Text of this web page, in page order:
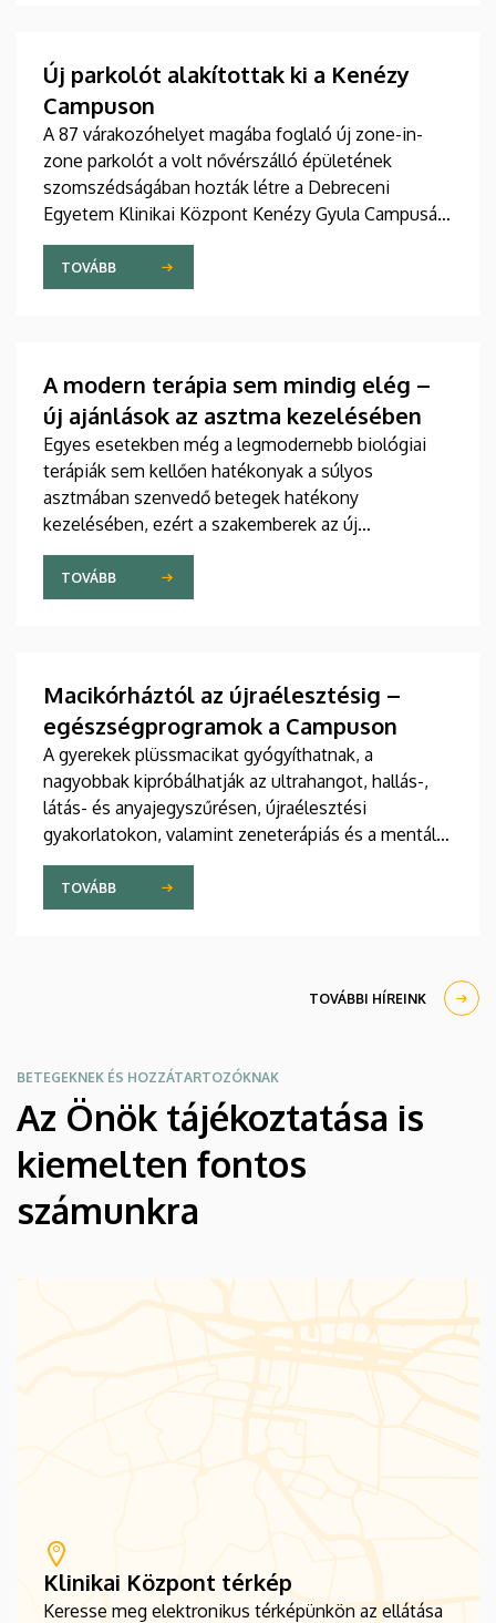
Új parkolót alakítottak ki a Kenézy
Campuson
A 87 várakozóhelyet magába foglaló új zone-in-
zone parkolót a volt nővérszálló épületének
szomszédságában hozták létre a Debreceni
Egyetem Klinikai Központ Kenézy Gyula Campusán.
Az új területet várhatóan augusztusban nyitják meg
a járművek előtt.
TOVÁBB
A modern terápia sem mindig elég –
új ajánlások az asztma kezelésében
Egyes esetekben még a legmodernebb biológiai
terápiák sem kellően hatékonyak a súlyos
asztmában szenvedő betegek hatékony
kezelésében, ezért a szakemberek az új
gyógyszerek kifejlesztésére irányuló kutatások
felgyorsítását sürgetik. A témában a közelmúltban
jelent meg tanulmány a világ egyik legrangosabb
szerzője a Debreceni Egyetem egyetemi tanára.
TOVÁBB
Macikórháztól az újraélesztésig –
egészségprogramok a Campuson
A gyerekek plüssmacikat gyógyíthatnak, a
nagyobbak kipróbálhatják az ultrahangot, hallás-,
látás- és anyajegyszűrésen, újraélesztési
gyakorlatokon, valamint zeneterápiás és a mentális
egészséget támogató prevenciós foglalkozásokon
is részt vehetnek a július 22-én kezdődő Campus
Fesztiválon. A Debreceni Egyetem Klinikai
Egyetem téren felállított faházaknál, illetve a
TOVÁBB
TOVÁBBI HÍREINK
BETEGEKNEK ÉS HOZZÁTARTOZÓKNAK
Az Önök tájékoztatása is
kiemelten fontos
számunkra
Klinikai Központ térkép
Keresse meg elektronikus térképünkön az ellátása